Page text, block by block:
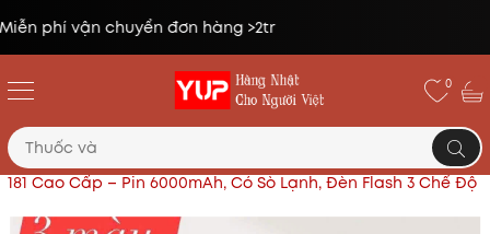
Đổi trả miễn phí lên tới 14 ngày*
0
Trang chủ Đồ dùng tiện ích khác
Quạt Tích Điện JF-
181 Cao Cấp – Pin 6000mAh, Có Sò Lạnh, Đèn Flash 3 Chế Độ